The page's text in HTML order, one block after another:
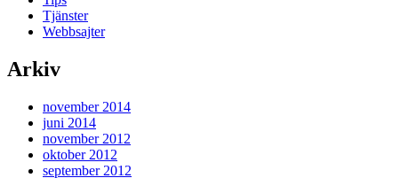
Tjänster
Webbsajter
Arkiv
november 2014
juni 2014
november 2012
oktober 2012
september 2012